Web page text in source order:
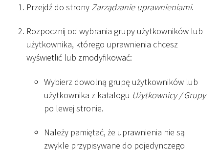
Przejdź do strony Zarządzanie uprawnieniami.
Rozpocznij od wybrania grupy użytkowników lub
użytkownika, którego uprawnienia chcesz
wyświetlić lub zmodyfikować:
Wybierz dowolną grupę użytkowników lub
użytkownika z katalogu Użytkownicy / Grupy
po lewej stronie.
Należy pamiętać, że uprawnienia nie są
zwykle przypisywane do pojedynczego